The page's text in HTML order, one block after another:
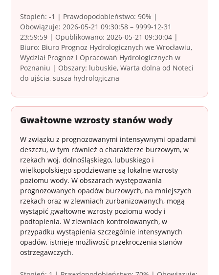
Stopień: -1 | Prawdopodobieństwo: 90% |
Obowiązuje: 2026-05-21 09:30:58 – 9999-12-31
23:59:59 | Opublikowano: 2026-05-21 09:30:04 |
Biuro: Biuro Prognoz Hydrologicznych we Wrocławiu,
Wydział Prognoz i Opracowań Hydrologicznych w
Poznaniu | Obszary: lubuskie, Warta dolna od Noteci
do ujścia, susza hydrologiczna
Gwałtowne wzrosty stanów wody
W związku z prognozowanymi intensywnymi opadami
deszczu, w tym również o charakterze burzowym, w
rzekach woj. dolnośląskiego, lubuskiego i
wielkopolskiego spodziewane są lokalne wzrosty
poziomu wody. W obszarach występowania
prognozowanych opadów burzowych, na mniejszych
rzekach oraz w zlewniach zurbanizowanych, mogą
wystąpić gwałtowne wzrosty poziomu wody i
podtopienia. W zlewniach kontrolowanych, w
przypadku wystąpienia szczególnie intensywnych
opadów, istnieje możliwość przekroczenia stanów
ostrzegawczych.